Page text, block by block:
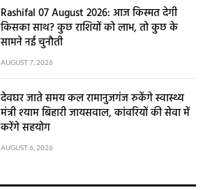
Rashifal 07 August 2026: आज किस्मत देगी
किसका साथ? कुछ राशियों को लाभ, तो कुछ के
सामने नई चुनौती
AUGUST 7, 2026
देवघर जाते समय कल रामानुजगंज रुकेंगे स्वास्थ्य
मंत्री श्याम बिहारी जायसवाल, कांवरियों की सेवा में
करेंगे सहयोग
AUGUST 6, 2026